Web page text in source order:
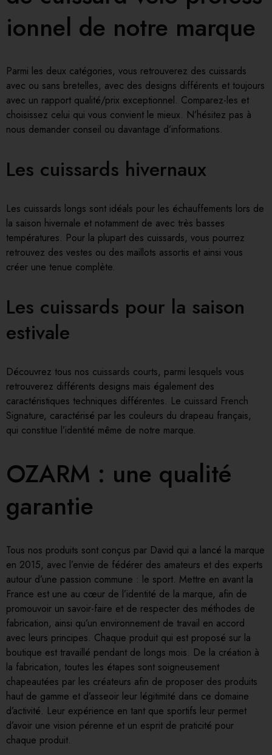
ionnel de notre marque
Parmi les deux catégories, vous retrouverez des cuissards
avec ou sans bretelles, avec des designs différents et toujours
avec un rapport qualité/prix exceptionnel. Comparez-les et
choisissez celui qui vous convient le mieux. N’hésitez pas à
nous demander conseil ou davantage d’informations.
Les cuissards hivernaux
Les cuissards longs sont idéals pour les échauffements lors de
la saison hivernale et notamment de avec très basses
températures. Pour la plupart des cuissards, vous pourrez
retrouvez des vestes ou des maillots assortis et ainsi vous
créer une tenue complète.
Les cuissards pour la saison
estivale
Découvrez tous nos cuissards courts, parmi lesquels vous
retrouverez différents designs mais également des
caractéristiques techniques différentes. Le cuissard French
Signature, caractérisé par les couleurs du drapeau français,
qui constitue l’identité même de notre marque.
OZARM : une qualité
garantie
Tous nos produits sont conçus par David qui a lancé la marque
en 2015, avec l’envie de fédérer des amateurs et des experts
autour d’une passion commune : le sport. Mettre en avant la
France est une au cœur de l’identité de la marque, afin de
promouvoir un savoir-faire et de respecter des méthodes de
fabrication, ainsi qu’un environnement de travail en accord
avec leurs principes. Chaque produit qui est proposé sur la
boutique est travaillé pendant de longs mois. De la création à
la fabrication, toutes les étapes sont soigneusement
chapeautées par les créateurs afin de proposer des produits
haut de gamme et d’asseoir leur légitimité dans ce domaine
d’activité. Leur expérience en tant que sportifs leur permet
d’avoir une vision pérenne et un esprit de praticité pour
chaque produit.